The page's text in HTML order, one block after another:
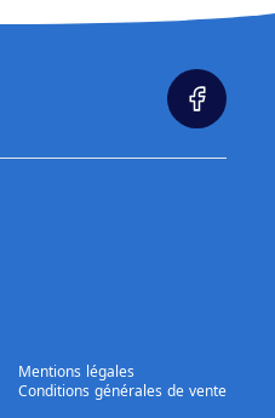
Mentions légales
Conditions générales de vente